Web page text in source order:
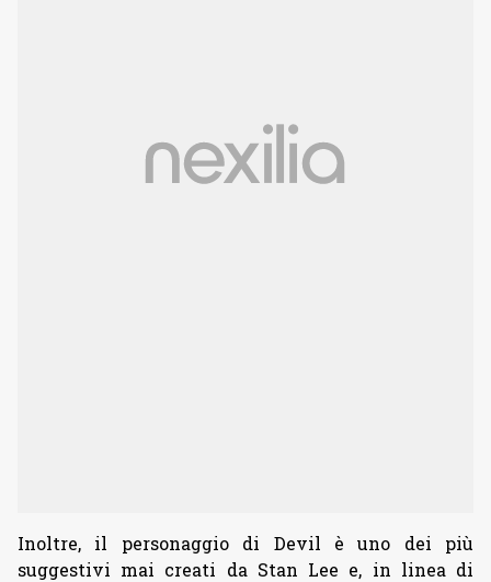
Inoltre, il personaggio di Devil è uno dei più
suggestivi mai creati da Stan Lee e, in linea di